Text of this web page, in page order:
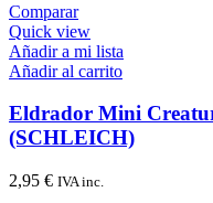
Comparar
Quick view
Añadir a mi lista
Añadir al carrito
Eldrador Mini
(SCHLEICH)
2,95 € IVA inc.